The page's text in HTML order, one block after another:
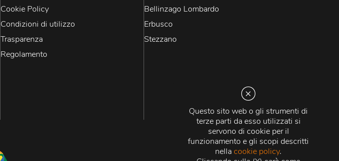
Questo sito web o gli strumenti di
terze parti da esso utilizzati si
servono di cookie per il
funzionamento e gli scopi descritti
nellacookie policy.
Cookie Policy
Condizioni di utilizzo
Trasparenza
Regolamento
Bellinzago Lombardo
Erbusco
Stezzano